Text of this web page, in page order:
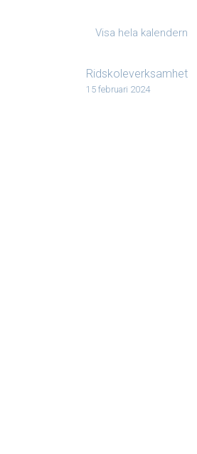
Visa hela kalendern
Ridskoleverksamhet
15 februari 2024